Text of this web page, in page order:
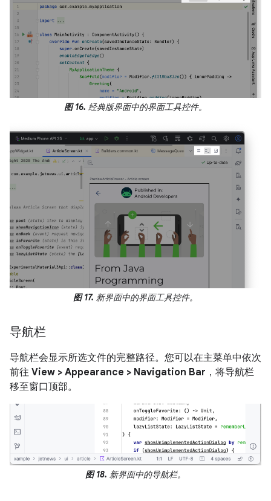
图 16. 经典版界面中的界面工具控件。
图 17. 新界面中的界面工具控件。
导航栏
导航栏会显示所选文件的完整路径。您可以在主菜单中依次
前往 View > Appearance > Navigation Bar ，将导航栏
移至窗口顶部。
图 18. 新界面中的导航栏。